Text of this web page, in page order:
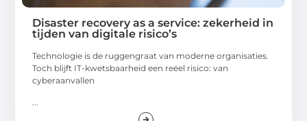
Disaster recovery as a service: zekerheid in
tijden van digitale risico’s
Technologie is de ruggengraat van moderne organisaties.
Toch blijft IT-kwetsbaarheid een reëel risico: van
cyberaanvallen
...